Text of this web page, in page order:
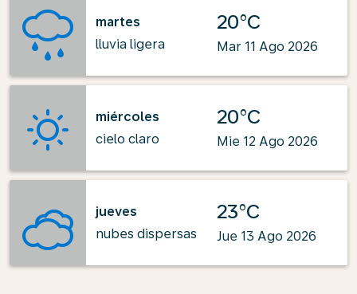
martes
lluvia ligera
20°C
Mar 11 Ago 2026
miércoles
cielo claro
20°C
Mie 12 Ago 2026
jueves
nubes dispersas
23°C
Jue 13 Ago 2026